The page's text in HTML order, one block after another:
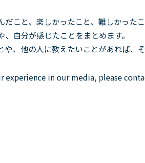
こと、楽しかったこと、難しかった
自分が感じたことをまとめます。
、他の人に教えたいことがあれば、
in our media, please